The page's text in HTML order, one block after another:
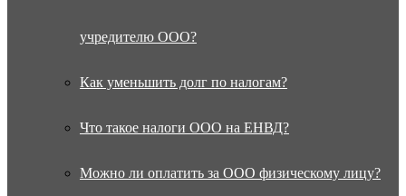
учредителю ООО?
Как уменьшить долг по налогам?
Что такое налоги ООО на ЕНВД?
Можно ли оплатить за ООО физическому лицу?